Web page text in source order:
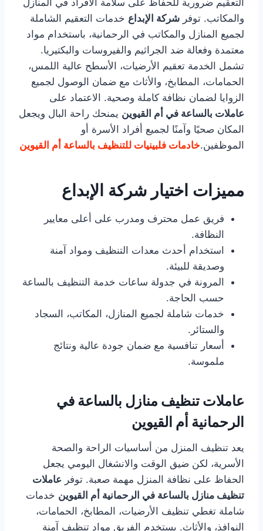
التعقيم ضرورية للحفاظ على سلامة الأفراد في المنازل
والمكاتب. توفر شركة الإبداع خدمات التعقيم الشاملة
لجميع المنازل والمكاتب في الرحمانية، باستخدام مواد
معتمدة وفعالة ضد الجراثيم والفيروسات والبكتيريا.
تشمل الخدمة تعقيم الأرضيات، الأسطح عالية اللمس،
الحمامات، المطابخ، والأثاث مع ضمان الوصول لجميع
الزوايا لضمان نظافة كاملة وصحية. الاعتماد على
عاملات بالساعة في أم القيوين يمنحك راحة البال ويجعل
المكان صحيًا وآمنًا لجميع أفراد الأسرة أو
الموظفين.خادمات فلبينيات للتنظيف بالساعة أم القيوين
مميزات اختيار شركة الإبداع
فريق عمل محترف ومدرب على أعلى معايير
النظافة.
استخدام أحدث معدات التنظيف ومواد آمنة
وصديقة للبيئة.
المرونة في جدولة ساعات خدمة التنظيف بالساعة
حسب الحاجة.
خدمات شاملة لجميع المنازل، المكاتب، السجاد
والستائر.
أسعار تنافسية مع ضمان جودة عالية ونتائج
ملموسة.
عاملات تنظيف منازل بالساعة في
الرحمانية أم القيوين
يعد تنظيف المنزل من أساسيات الراحة والصحة
الأسرية، لكن ضيق الوقت والانشغال اليومي يجعل
الحفاظ على نظافة المنزل مهمة صعبة. توفر عاملات
تنظيف منازل بالساعة في الرحمانية أم القيوين خدمات
شاملة تغطي تنظيف الأرضيات، المطابخ، الحمامات،
النوافذ، والأثاث. يستخدم الفريق مواد تنظيف آمنة